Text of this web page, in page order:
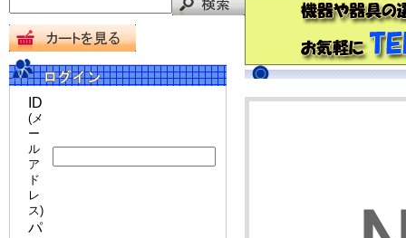
ID
(メ
ー
ル
ア
ド
レ
ス)
パ